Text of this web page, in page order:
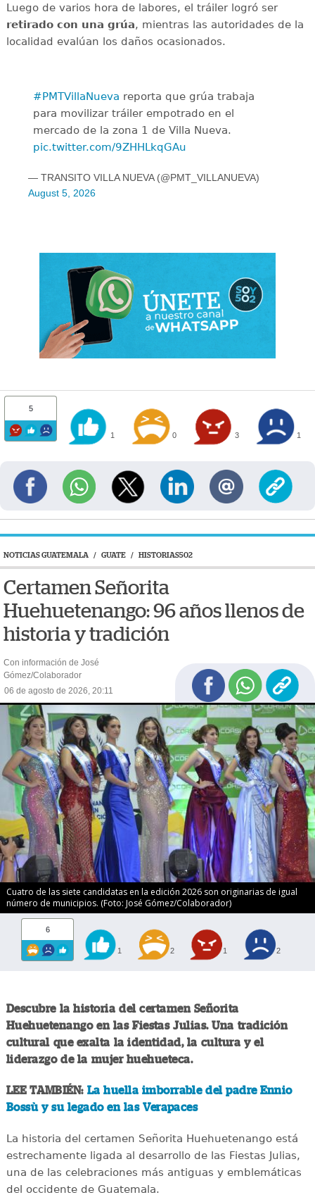
Luego de varios hora de labores, el tráiler logró ser
retirado con una grúa, mientras las autoridades de la
localidad evalúan los daños ocasionados.
#PMTVillaNueva reporta que grúa trabaja
para movilizar tráiler empotrado en el
mercado de la zona 1 de Villa Nueva.
pic.twitter.com/9ZHHLkqGAu
— TRANSITO VILLA NUEVA (@PMT_VILLANUEVA)
August 5, 2026
5
1 0 3 1
NOTICIAS GUATEMALA / GUATE / HISTORIAS502
Certamen Señorita
Huehuetenango: 96 años llenos de
historia y tradición
Con información de José
Gómez/Colaborador
06 de agosto de 2026, 20:11
Cuatro de las siete candidatas en la edición 2026 son originarias de igual
número de municipios. (Foto: José Gómez/Colaborador)
6
1 2 1 2
Descubre la historia del certamen Señorita
Huehuetenango en las Fiestas Julias. Una tradición
cultural que exalta la identidad, la cultura y el
liderazgo de la mujer huehueteca.
LEE TAMBIÉN: La huella imborrable del padre Ennio
Bossù y su legado en las Verapaces
La historia del certamen Señorita Huehuetenango está
estrechamente ligada al desarrollo de las Fiestas Julias,
una de las celebraciones más antiguas y emblemáticas
del occidente de Guatemala.